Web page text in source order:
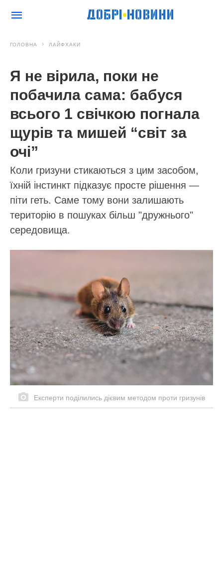
ГОЛОВНА ЛАЙФХАКИ
Я не вірила, поки не
побачила сама: бабуся
всього 1 свічкою погнала
щурів та мишей “світ за
очі”
Коли гризуни стикаються з цим засобом,
їхній інстинкт підказує просте рішення —
піти геть. Саме тому вони залишають
територію в пошуках більш "дружнього"
середовища.
Експерти поділились дієвим методом проти гризунів